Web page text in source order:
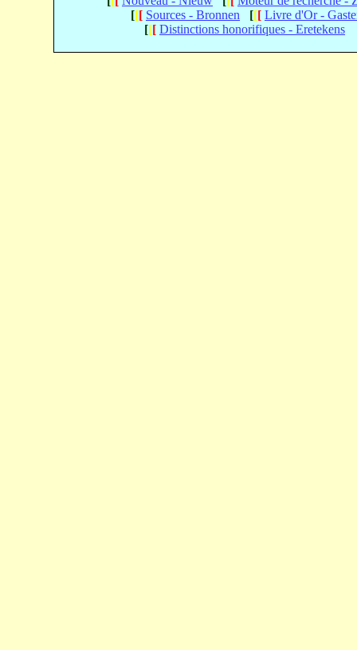
[[[ Sources - Bronnen [[[ Livre d'Or -
[[[ Distinctions honorifiques - Eretekens